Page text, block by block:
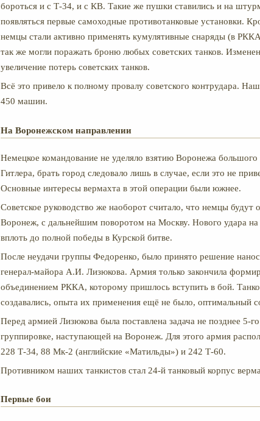
бороться и с Т-34, и с КВ. Такие же пушки ставились и на
появляться первые самоходные противотанковые установки.
немцы стали активно применять кумулятивные снаряды (в
так же могли поражать броню любых советских танков.
увеличение потерь советских танков.
Всё это привело к полному провалу советского контрудара.
450 машин.
На Воронежском направлении
Немецкое командование не уделяло взятию Воронежа
Гитлера, брать город следовало лишь в случае, если это не
Основные интересы вермахта в этой операции были южнее.
Советское руководство же наоборот считало, что немцы будут
Воронеж, с дальнейшим поворотом на Москву. Нового удара на
вплоть до полной победы в Курской битве.
После неудачи группы Федоренко, было принято решение
генерал-майора А.И. Лизюкова. Армия только закончила
объединением РККА, которому пришлось вступить в бой.
создавались, опыта их применения ещё не было, оптимальный
Перед армией Лизюкова была поставлена задача не позднее 5-
группировке, наступающей на Воронеж. Для этого армия
228 Т-34, 88 Мк-2 (английские «Матильды») и 242 Т-60.
Противником наших танкистов стал 24-й танковый корпус
Первые бои